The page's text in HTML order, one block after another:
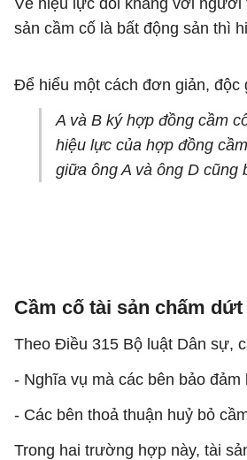
Về hiệu lực đối kháng với người
sản cầm cố là bất động sản thì
Để hiểu một cách đơn giản,
A và B ký hợp đồng cầm
hiệu lực của hợp đồng
giữa ông A và ông D cũng
Cầm cố tài sản chấm
Theo Điều 315 Bộ luật Dân sự,
- Nghĩa vụ mà các bên bảo
- Các bên thoả thuận huỷ bỏ
Trong hai trường hợp này, tài